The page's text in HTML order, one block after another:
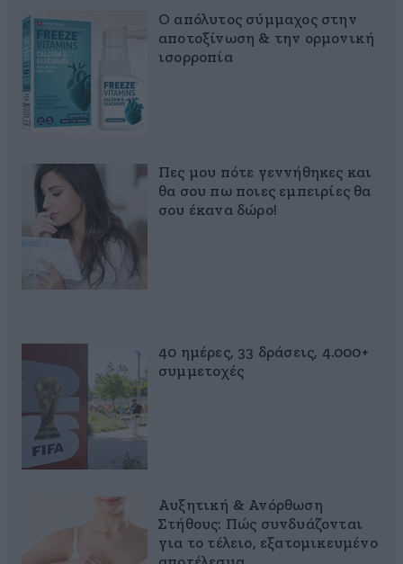
Ο απόλυτος σύμμαχος στην
αποτοξίνωση & την ορμονική
ισορροπία
Πες μου πότε γεννήθηκες και
θα σου πω ποιες εμπειρίες θα
σου έκανα δώρο!
40 ημέρες, 33 δράσεις, 4.000+
συμμετοχές
Αυξητική & Ανόρθωση
Στήθους: Πώς συνδυάζονται
για το τέλειο, εξατομικευμένο